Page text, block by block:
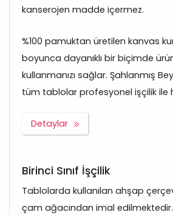
kanserojen madde içermez.
%100 pamuktan üretilen kanvas
boyunca dayanıklı bir biçimde
kullanmanızı sağlar. Şahlanmış
tüm tablolar profesyonel işçilik ile
Detaylar
Birinci Sınıf İşçilik
Tablolarda kullanılan ahşap
çam ağacından imal edilmektedir.